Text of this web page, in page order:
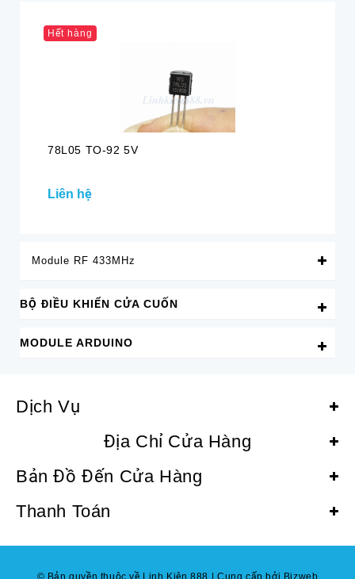
Hết hàng
78L05 TO-92 5V
Liên hệ
Module RF 433MHz
BỘ ĐIỀU KHIỂN CỬA CUỐN
MODULE ARDUINO
Dịch Vụ
Địa Chỉ Cửa Hàng
Bản Đồ Đến Cửa Hàng
© Bản quyền thuộc về Linh Kiện 888 Cung cấp bởi Bizweb
Thanh Toán